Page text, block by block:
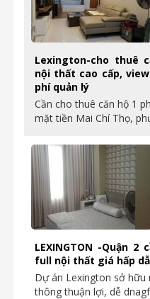
Lexington-cho thuê
nội thất cao cấp,
phí quản lý
Cần cho thuê căn hộ 1
mặt tiền Mai Chí Thọ,
LEXINGTON -Quận
full nội thất giá hấp
Dự án Lexington sở
thông thuận lợi, dễ